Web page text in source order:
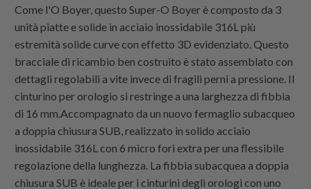
Come l'O Boyer, questo Super-O Boyer è composto da 3
unità piatte e solide in acciaio inossidabile 316L più
estremità solide curve con effetto 3D evidenziato. Questo
bracciale di ricambio ben costruito è stato assemblato con
dettagli regolabili a vite invece di fragili perni a pressione. Il
cinturino per orologio si restringe a una larghezza di fibbia
di 16 mm.Accompagnato da un nuovo fermaglio subacqueo
a doppia chiusura SUB, realizzato in solido acciaio
inossidabile 316L con 6 micro fori extra per una flessibile
regolazione della lunghezza. La fibbia subacquea a doppia
chiusura SUB è ideale per i cinturini degli orologi con uno